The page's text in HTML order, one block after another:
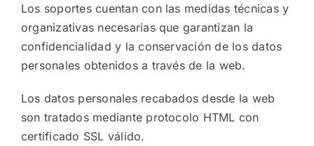
Los soportes cuentan con las medidas técnicas y
organizativas necesarias que garantizan la
confidencialidad y la conservación de los datos
personales obtenidos a través de la web.
Los datos personales recabados desde la web
son tratados mediante protocolo HTML con
certificado SSL válido.